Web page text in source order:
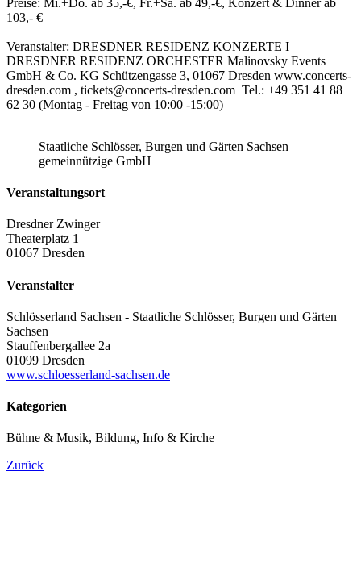
103,- €
Veranstalter: DRESDNER RESIDENZ KONZERTE I
DRESDNER RESIDENZ ORCHESTER Malinovsky Events
GmbH & Co. KG Schützengasse 3, 01067 Dresden www.concerts-
dresden.com , tickets@concerts-dresden.com Tel.: +49 351 41 88
62 30 (Montag - Freitag von 10:00 -15:00)
Staatliche Schlösser, Burgen und Gärten Sachsen
gemeinnützige GmbH
Veranstaltungsort
Dresdner Zwinger
Theaterplatz 1
01067 Dresden
Veranstalter
Schlösserland Sachsen - Staatliche Schlösser, Burgen und Gärten
Sachsen
Stauffenbergallee 2a
01099 Dresden
www.schloesserland-sachsen.de
Kategorien
Bühne & Musik, Bildung, Info & Kirche
Zurück